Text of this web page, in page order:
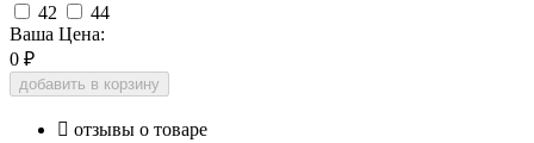
42
44
Ваша Цена:
0 ₽
добавить в корзину
 отзывы о товаре